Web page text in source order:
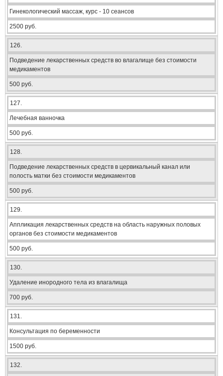
Гинекологический массаж, курс - 10 сеансов
2500 руб.
126.
Подведение лекарственных средств во влагалище без стоимости
медикаментов
500 руб.
127.
Лечебная ванночка
500 руб.
128.
Подведение лекарственных средств в цервикальный канал или
полость матки без стоимости медикаментов
500 руб.
129.
Аппликация лекарственных средств на область наружных половых
органов без стоимости медикаментов
500 руб.
130.
Удаление инородного тела из влагалища
700 руб.
131.
Консультация по беременности
1500 руб.
132.